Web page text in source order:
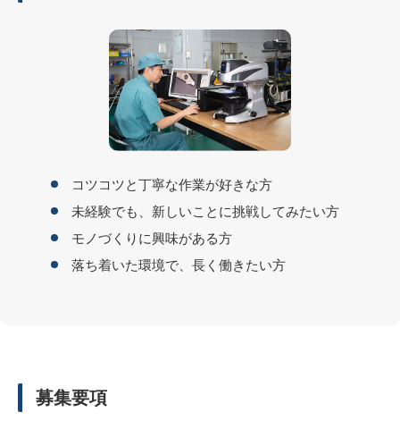
コツコツと丁寧な作業が好きな方
未経験でも、新しいことに挑戦してみたい方
モノづくりに興味がある方
落ち着いた環境で、長く働きたい方
募集要項